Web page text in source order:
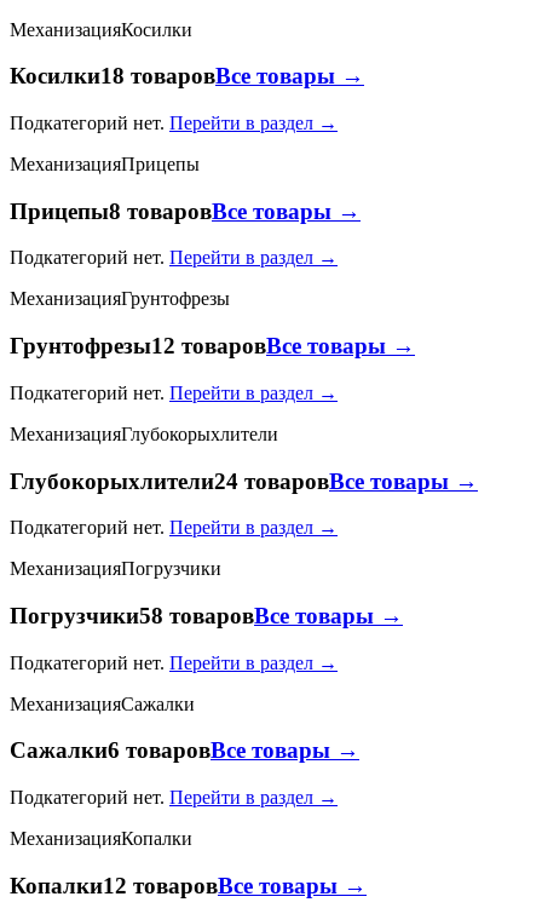
МеханизацияКосилки
Косилки18 товаровВсе товары →
Подкатегорий нет. Перейти в раздел →
МеханизацияПрицепы
Прицепы8 товаровВсе товары →
Подкатегорий нет. Перейти в раздел →
МеханизацияГрунтофрезы
Грунтофрезы12 товаровВсе товары →
Подкатегорий нет. Перейти в раздел →
МеханизацияГлубокорыхлители
Глубокорыхлители24 товаровВсе товары →
Подкатегорий нет. Перейти в раздел →
МеханизацияПогрузчики
Погрузчики58 товаровВсе товары →
Подкатегорий нет. Перейти в раздел →
МеханизацияСажалки
Сажалки6 товаровВсе товары →
Подкатегорий нет. Перейти в раздел →
МеханизацияКопалки
Копалки12 товаровВсе товары →